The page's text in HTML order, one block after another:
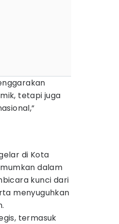
tetapi juga
di Kota
dalam
kunci dari
menyuguhkan
termasuk